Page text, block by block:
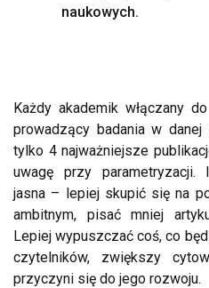
naukowych.
Każdy akademik włączany
prowadzący badania w
tylko 4 najważniejsze
uwagę przy parametryzacji.
jasna – lepiej skupić się na
ambitnym, pisać mniej
Lepiej wypuszczać coś, co
czytelników, zwiększy
przyczyni się do jego rozwoju.